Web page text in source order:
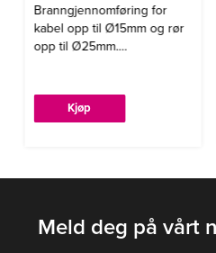
Branngjennomføring for
kabel opp til Ø15mm og rør
opp til Ø25mm.
Kjøp
Meld deg på vårt